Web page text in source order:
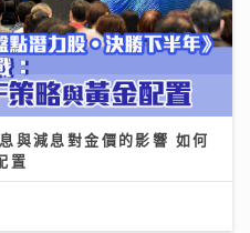
與減息對金價的影響 如何
置